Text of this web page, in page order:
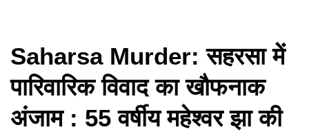
Saharsa Murder: सहरसा में
पारिवारिक विवाद का खौफनाक
अंजाम : 55 वर्षीय महेश्वर झा की